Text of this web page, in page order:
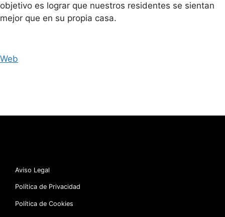
objetivo es lograr que nuestros residentes se sientan
mejor que en su propia casa.
Web
Aviso Legal
Política de Privacidad
Política de Cookies